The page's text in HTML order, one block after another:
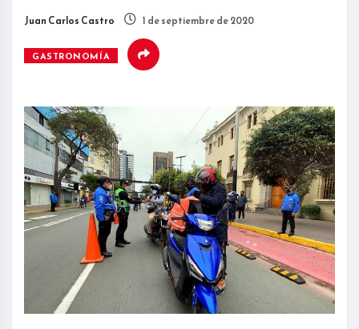
Juan Carlos Castro 1 de septiembre de 2020
GASTRONOMÍA